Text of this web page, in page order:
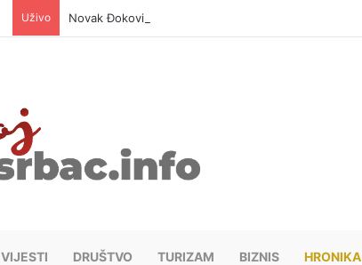
Uživo Novak Đoković otvorio dušu: “Taj poraz me uništio”
VIJESTI DRUŠTVO TURIZAM BIZNIS HRONIKA